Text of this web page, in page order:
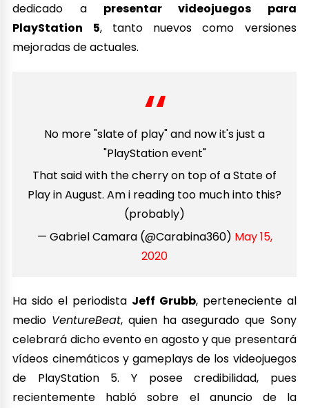
dedicado a presentar videojuegos para
PlayStation 5, tanto nuevos como versiones
mejoradas de actuales.
No more "slate of play" and now it's just a
"PlayStation event"
That said with the cherry on top of a State of
Play in August. Am i reading too much into this?
(probably)
— Gabriel Camara (@Carabina360) May 15,
2020
Ha sido el periodista Jeff Grubb, perteneciente al
medio VentureBeat, quien ha asegurado que Sony
celebrará dicho evento en agosto y que presentará
vídeos cinemáticos y gameplays de los videojuegos
de PlayStation 5. Y posee credibilidad, pues
recientemente habló sobre el anuncio de la